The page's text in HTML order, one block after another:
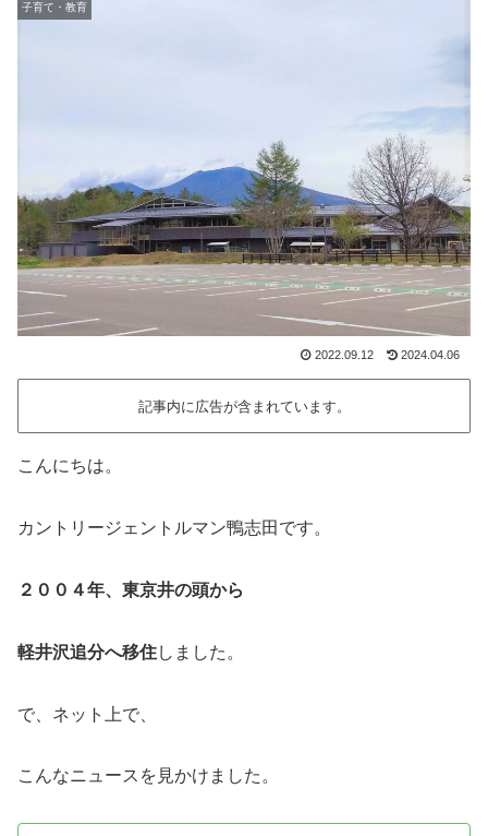
子育て・教育
2022.09.12 2024.04.06
記事内に広告が含まれています。
こんにちは。
カントリージェントルマン鴨志田です。
２００４年、東京井の頭から
軽井沢追分へ移住しました。
で、ネット上で、
こんなニュースを見かけました。